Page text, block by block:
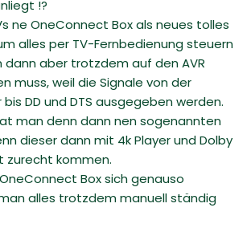
!?
ne OneConnect Box als neues tolles
alles per TV-Fernbedienung steuern
dann aber trotzdem auf den AVR
muss, weil die Signale von der
DD und DTS ausgegeben werden.
man denn dann nen sogenannten
dieser dann mit 4k Player und Dolby
zurecht kommen.
Box sich genauso
alles trotzdem manuell ständig